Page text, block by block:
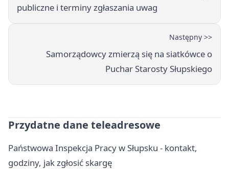
publiczne i terminy zgłaszania uwag
Następny >>
Samorządowcy zmierzą się na siatkówce o
Puchar Starosty Słupskiego
Przydatne dane teleadresowe
Państwowa Inspekcja Pracy w Słupsku - kontakt,
godziny, jak zgłosić skargę